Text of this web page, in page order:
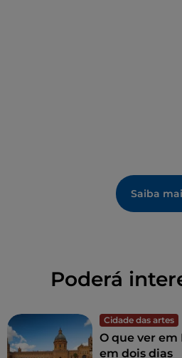
Saiba
Poderá
Cidade das artes
O que ver
em dois dias